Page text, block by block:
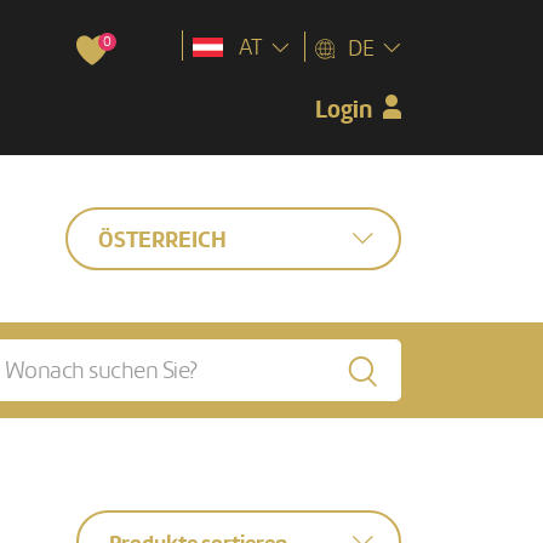
0
Login
AT DE
ÖSTERREICH